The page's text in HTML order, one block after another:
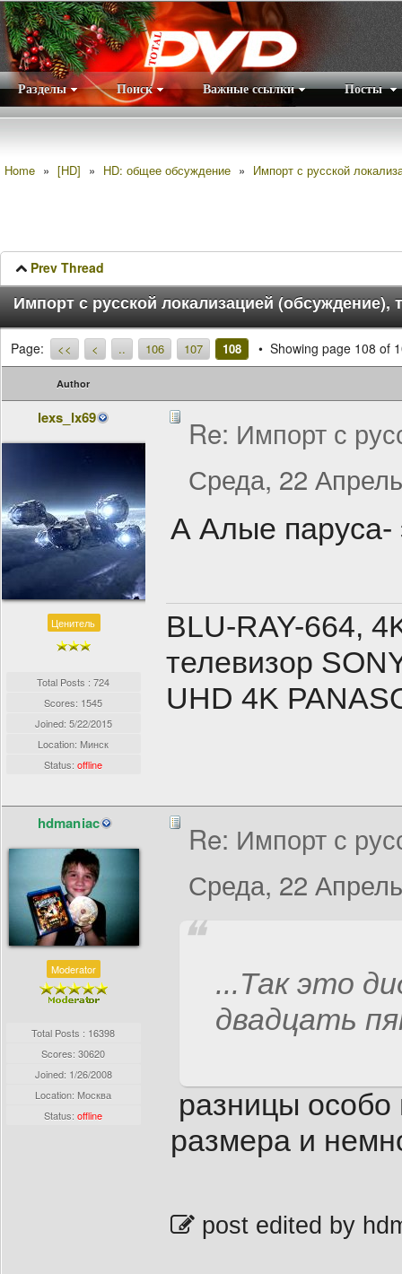
Разделы Поиск Важные ссылки Посты
Home » [HD] » HD: общее обсуждение » Импорт с русской
Prev Thread
Импорт с русской локализацией (обсуждение),
Page: << < .. 106 107 108 Showing page 108 of
Author
lexs_lx69
Ценитель
Total Posts : 724
Scores: 1545
Joined: 5/22/2015
Location: Минск
Status:offline
Re: Импорт с
Среда, 22
А Алые паруса-
BLU-RAY-664,
телевизор
UHD 4K
hdmaniac
Moderator
Total Posts : 16398
Scores: 30620
Joined: 1/26/2008
Location: Москва
Status:offline
Re: Импорт с
Среда, 22
...Так это
двадцать
разницы особо
размера и
post edited by